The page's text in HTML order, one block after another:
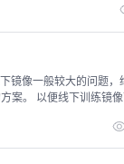
镜像一般较大的问题
案。 以便线下训练镜